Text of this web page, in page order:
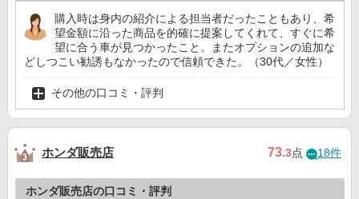
購入時は身内の紹介による担当者だったこともあり、希
望金額に沿った商品を的確に提案してくれて、すぐに希
望に合う車が見つかったこと。またオプションの追加な
どしつこい勧誘もなかったので信頼できた。（30代／女性）
その他の口コミ・評判
ホンダ販売店 73.3点 18件
ホンダ販売店の口コミ・評判